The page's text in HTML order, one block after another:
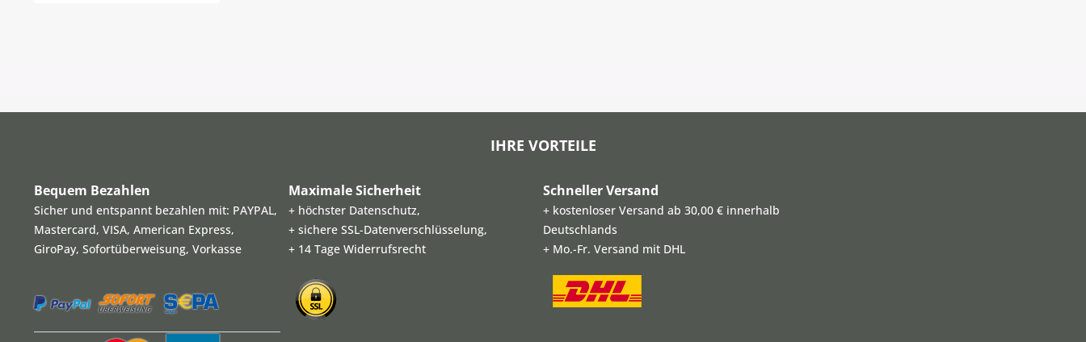
IHRE VORTEILE
Bequem Bezahlen
Sicher und entspannt bezahlen mit: PAYPAL,
Mastercard, VISA, American Express,
GiroPay, Sofortüberweisung, Vorkasse
Maximale Sicherheit
+ höchster Datenschutz,
+ sichere SSL-Datenverschlüsselung,
+ 14 Tage Widerrufsrecht
Schneller Versand
+ kostenloser Versand ab 30,00 € innerhalb
Deutschlands
+ Mo.-Fr. Versand mit DHL